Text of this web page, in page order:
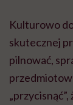
Kulturowo
skutecznej
pilnować,